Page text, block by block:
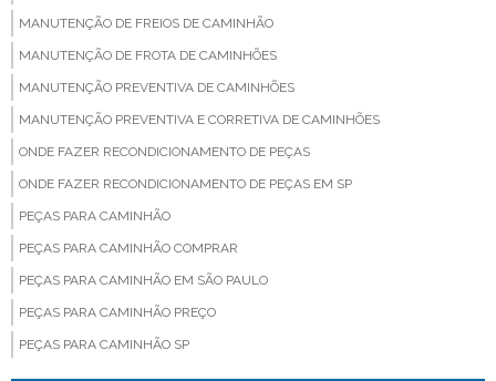
MANUTENÇÃO DE FREIOS DE CAMINHÃO
MANUTENÇÃO DE FROTA DE CAMINHÕES
MANUTENÇÃO PREVENTIVA DE CAMINHÕES
MANUTENÇÃO PREVENTIVA E CORRETIVA DE CAMINHÕES
ONDE FAZER RECONDICIONAMENTO DE PEÇAS
ONDE FAZER RECONDICIONAMENTO DE PEÇAS EM SP
PEÇAS PARA CAMINHÃO
PEÇAS PARA CAMINHÃO COMPRAR
PEÇAS PARA CAMINHÃO EM SÃO PAULO
PEÇAS PARA CAMINHÃO PREÇO
PEÇAS PARA CAMINHÃO SP
PEÇAS PARA CAMINHÃO VALOR